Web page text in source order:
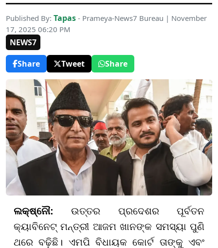
Published By: Tapas - Prameya-News7 Bureau | November
17, 2025 06:20 PM
NEWS7
Share
Tweet Share
ଲକ୍ଷ୍ନୌ:ଉତ୍ତର ପ୍ରଦେଶର ପୂର୍ବତନ
କ୍ୟାବିନେଟ୍ ମନ୍ତ୍ରୀ ଆଜମ ଖାନଙ୍କ ସମସ୍ୟା ପୁଣି
ଥରେ ବଢ଼ିଛି। ଏମପି ବିଧାୟକ କୋର୍ଟ ତାଙ୍କୁ ଏବଂ